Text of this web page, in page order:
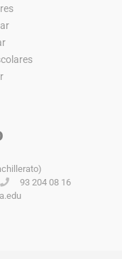
93 204 08 16